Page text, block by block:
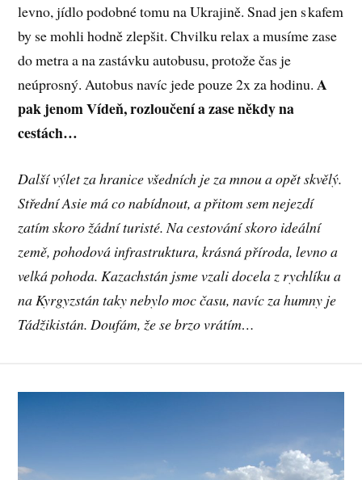
levno, jídlo podobné tomu na Ukrajině. Snad jen s kafem
by se mohli hodně zlepšit. Chvilku relax a musíme zase
do metra a na zastávku autobusu, protože čas je
neúprosný. Autobus navíc jede pouze 2x za hodinu. A
pak jenom Vídeň, rozloučení a zase někdy na
cestách…
Další výlet za hranice všedních je za mnou a opět skvělý.
Střední Asie má co nabídnout, a přitom sem nejezdí
zatím skoro žádní turisté. Na cestování skoro ideální
země, pohodová infrastruktura, krásná příroda, levno a
velká pohoda. Kazachstán jsme vzali docela z rychlíku a
na Kyrgyzstán taky nebylo moc času, navíc za humny je
Tádžikistán. Doufám, že se brzo vrátím…